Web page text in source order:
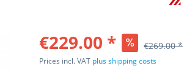
€229.00 * €269.00 *
Prices incl. VAT plus shipping costs